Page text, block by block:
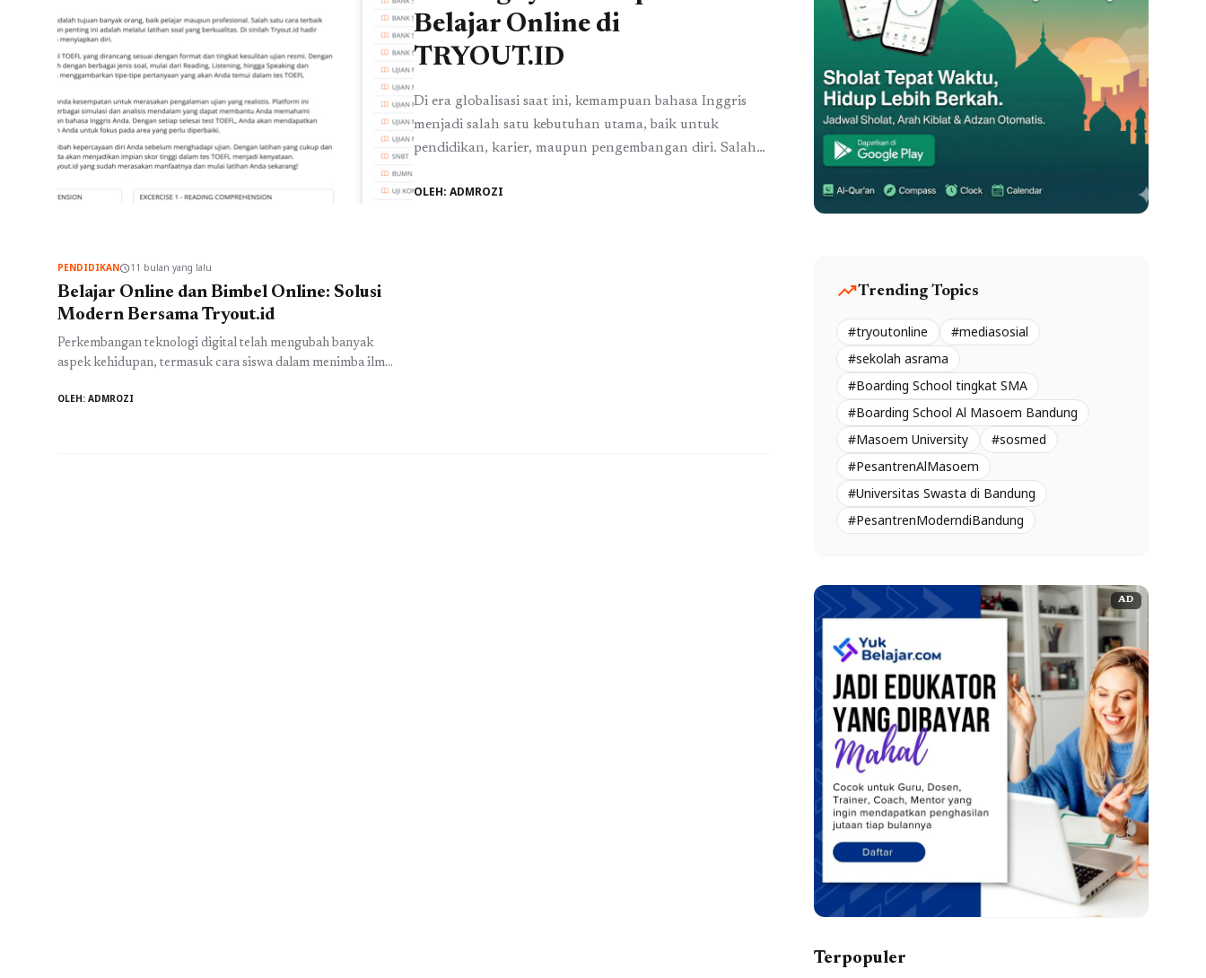
Belajar Online di
TRYOUT.ID
Di era globalisasi saat ini, kemampuan bahasa Inggris
menjadi salah satu kebutuhan utama, baik untuk
pendidikan, karier, maupun pengembangan diri. Salah
melalui tes TOEFL (Test of English as a Foreign
OLEH: ADMROZI
PENDIDIKANschedule11 bulan yang lalu
Belajar Online dan Bimbel Online: Solusi
Modern Bersama Tryout.id
Perkembangan teknologi digital telah mengubah banyak
aspek kehidupan, termasuk cara siswa dalam menimba ilmu.
atau tempat les, kini sudah tersedia berbagai pilihan belajar
OLEH: ADMROZI
trending_upTrending Topics
#tryoutonline
#mediasosial
#sekolah asrama
#Boarding School tingkat SMA
#Boarding School Al Masoem Bandung
#Masoem University
#sosmed
#PesantrenAlMasoem
#Universitas Swasta di Bandung
#PesantrenModerndiBandung
AD
Terpopuler